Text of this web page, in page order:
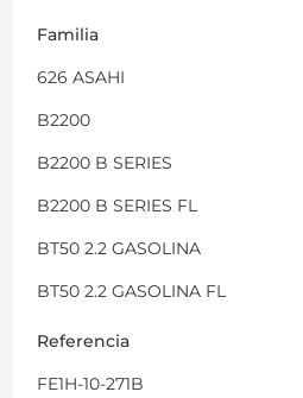
Familia
626 ASAHI
B2200
B2200 B SERIES
B2200 B SERIES FL
BT50 2.2 GASOLINA
BT50 2.2 GASOLINA FL
Referencia
FE1H-10-271B